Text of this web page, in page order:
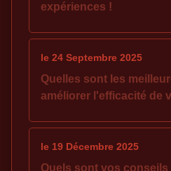
expériences !
le 24 Septembre 2025
Quelles sont les
améliorer l'efficacité de
le 19 Décembre 2025
Quels sont vos